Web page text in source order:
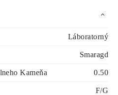
Láboratorný
Smaragd
Kameňa 0.50
F/G